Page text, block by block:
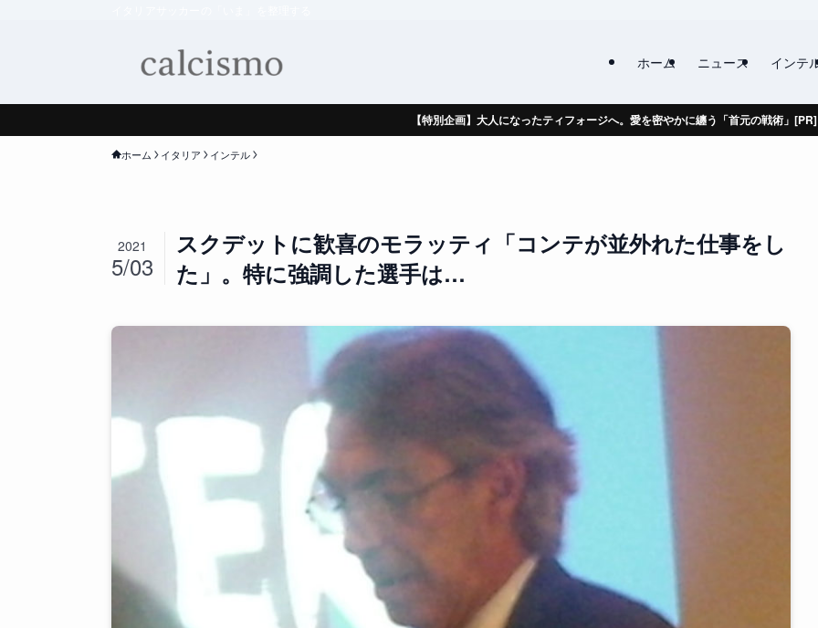
ホーム ニュース インテ
【特別企画】大人になったティフォージへ。愛を密やかに纏う「首元の戦術」[PR]
ホーム イタリア インテル
スクデットに歓喜のモラッティ「コンテが並外れた仕事をし
た」。特に強調した選手は…
2021
5/03